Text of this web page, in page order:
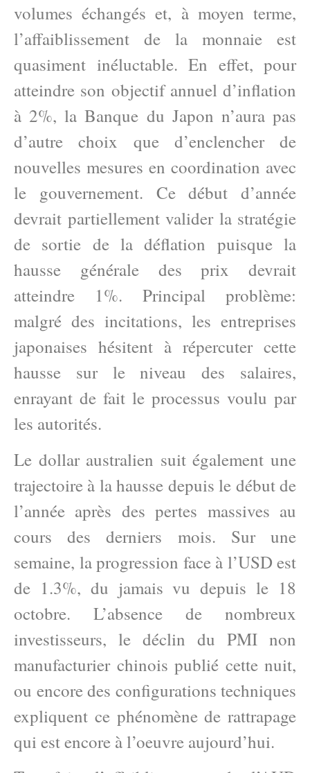
volumes échangés et, à moyen terme,
l’affaiblissement de la monnaie est
quasiment inéluctable. En effet, pour
atteindre son objectif annuel d’inflation
à 2%, la Banque du Japon n’aura pas
d’autre choix que d’enclencher de
nouvelles mesures en coordination avec
le gouvernement. Ce début d’année
devrait partiellement valider la stratégie
de sortie de la déflation puisque la
hausse générale des prix devrait
atteindre 1%. Principal problème:
malgré des incitations, les entreprises
japonaises hésitent à répercuter cette
hausse sur le niveau des salaires,
enrayant de fait le processus voulu par
les autorités.
Le dollar australien suit également une
trajectoire à la hausse depuis le début de
l’année après des pertes massives au
cours des derniers mois. Sur une
semaine, la progression face à l’USD est
de 1.3%, du jamais vu depuis le 18
octobre. L’absence de nombreux
investisseurs, le déclin du PMI non
manufacturier chinois publié cette nuit,
ou encore des configurations techniques
expliquent ce phénomène de rattrapage
qui est encore à l’oeuvre aujourd’hui.